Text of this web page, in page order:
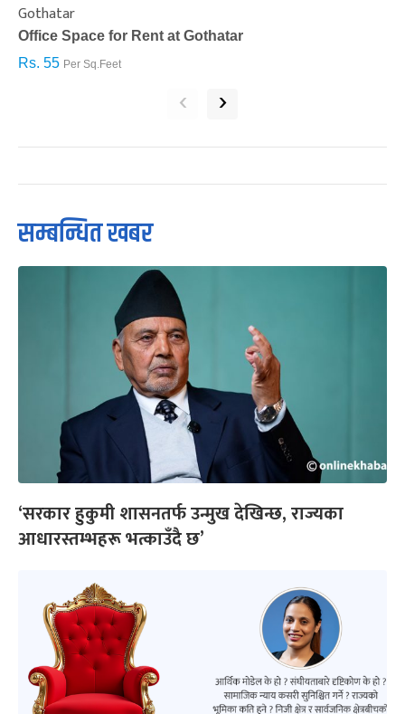
Gothatar
Office Space for Rent at Gothatar
Rs. 55 Per Sq.Feet
‹ ›
सम्बन्धित खबर
‘सरकार हुकुमी शासनतर्फ उन्मुख देखिन्छ, राज्यका
आधारस्तम्भहरू भत्काउँदै छ’